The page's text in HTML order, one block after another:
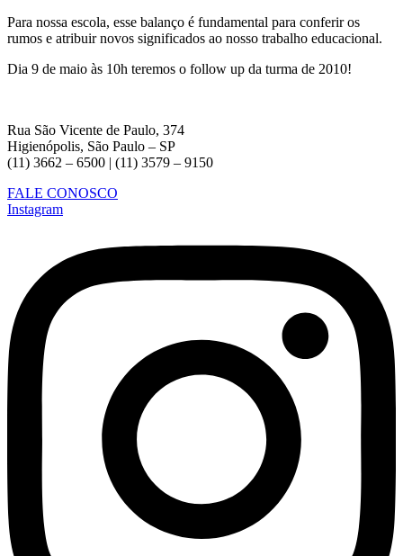
Para nossa escola, esse balanço é fundamental para conferir os
rumos e atribuir novos significados ao nosso trabalho educacional.
Dia 9 de maio às 10h teremos o follow up da turma de 2010!
Rua São Vicente de Paulo, 374
Higienópolis, São Paulo – SP
(11) 3662 – 6500 | (11) 3579 – 9150
FALE CONOSCO
Instagram